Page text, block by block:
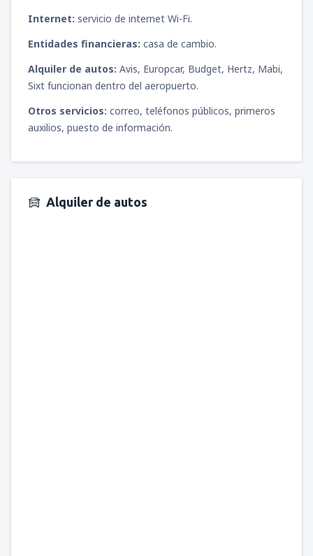
Internet: servicio de internet Wi-Fi.
Entidades financieras: casa de cambio.
Alquiler de autos: Avis, Europcar, Budget, Hertz, Mabi,
Sixt funcionan dentro del aeropuerto.
Otros servicios: correo, teléfonos públicos, primeros
auxilios, puesto de información.
Alquiler de autos